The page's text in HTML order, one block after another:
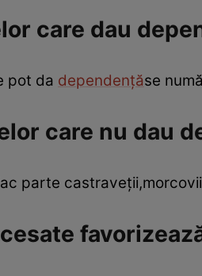
care dau
pot da dependenţăse
care nu dau
parte